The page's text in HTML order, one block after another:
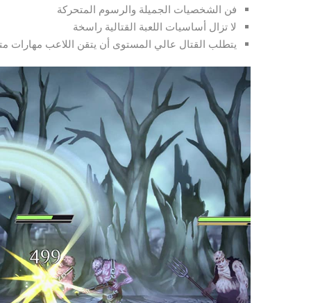
فن الشخصيات الجميلة والرسوم المتحركة
لا تزال أساسيات اللعبة القتالية راسخة
يتطلب القتال عالي المستوى أن يتقن اللاعب مهارات